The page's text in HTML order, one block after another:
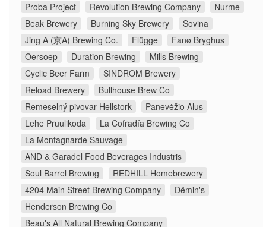
Proba Project
Revolution Brewing Company
Nurme
Beak Brewery
Burning Sky Brewery
Sovina
Jing A (京A) Brewing Co.
Flügge
Fanø Bryghus
Oersoep
Duration Brewing
Mills Brewing
Cyclic Beer Farm
SINDROM Brewery
Reload Brewery
Bullhouse Brew Co
Remeselný pivovar Hellstork
Panevėžio Alus
Lehe Pruulikoda
La Cofradía Brewing Co
La Montagnarde Sauvage
AND & Garadel Food Beverages Industris
Soul Barrel Brewing
REDHILL Homebrewery
4204 Main Street Brewing Company
Dëmin's
Henderson Brewing Co
Beau's All Natural Brewing Company